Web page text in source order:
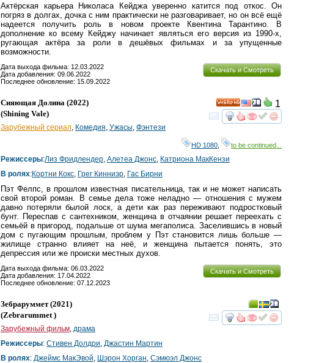
Актёрская карьера Николаса Кейджа уверенно катится под откос. Он
погряз в долгах, дочка с ним практически не разговаривает, но он всё ещё
надеется получить роль в новом проекте Квентина Тарантино. В
дополнение ко всему Кейджу начинает являться его версия из 1990-х,
ругающая актёра за роли в дешёвых фильмах и за упущенные
возможности.
Скачать и Смотреть
Дата выхода фильма: 12.03.2022
Дата добавления: 09.06.2022
Последнее обновление: 15.09.2022
смотретьинтересует
HD
1
Сияющая Долина (2022)
(Shining Vale)
Зарубежный сериал Комедия Ужасы Фэнтези
HD 1080 to be continued...
Режиссеры:Лиз Фридлендер Алетеа Джонс Катриона МакКензи
В ролях:Кортни Кокс Грег Кинниэр Гас Бирни
Пэт Фелпс, в прошлом известная писательница, так и не может написать
свой второй роман. В семье дела тоже неладно — отношения с мужем
давно потеряли былой лоск, а дети как раз переживают подростковый
бунт. Переспав с сантехником, женщина в отчаянии решает переехать с
семьёй в пригород, подальше от шума мегаполиса. Заселившись в новый
дом с пугающим прошлым, проблем у Пэт становится лишь больше —
жилище странно влияет на неё, и женщина пытается понять, это
депрессия или же происки местных духов.
Скачать и Смотреть
Дата выхода фильма: 06.03.2022
Дата добавления: 17.04.2022
Последнее обновление: 07.12.2023
смотретьинтересует
Зебраруммет(2021)
(Zebrarummet )
Зарубежный фильм драма
Режиссеры: Стивен Долдри Джастин Мартин
В ролях: Джеймс МакЭвой Шэрон Хорган Сэмюэл Джонс